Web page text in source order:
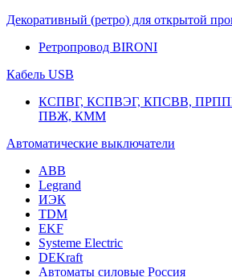
Декоративный (ретро) для открытой
Ретропровод BIRONI
Кабель USB
КСПВГ, КСПВЭГ, КПСВВ,
ПВЖ, КММ
Автоматические выключатели
ABB
Legrand
ИЭК
TDM
EKF
Systeme Electric
DEKraft
Автоматы силовые Россия